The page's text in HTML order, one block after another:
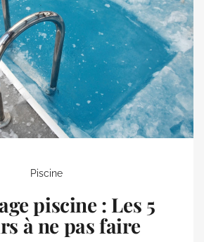
Piscine
piscine : Les 5
à ne pas faire